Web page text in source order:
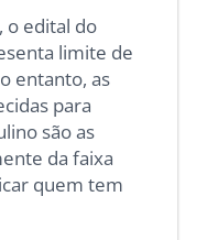
o edital do
limite de
entanto, as
para
são as
da faixa
quem tem